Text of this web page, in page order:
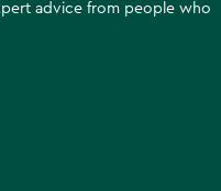
advice from people who